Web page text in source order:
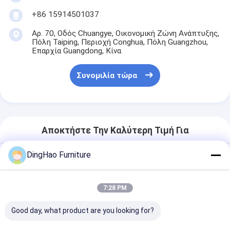
+86 15914501037
Αρ. 70, Οδός Chuangye, Οικονομική Ζώνη Ανάπτυξης,
Πόλη Taiping, Περιοχή Conghua, Πόλη Guangzhou,
Επαρχία Guangdong, Κίνα
Συνομιλία τώρα
Αποκτήστε Την Καλύτερη Τιμή Για
ΦΥΣΙΚΟ ΞΥΛΟ, ΜΕ ΚΑΘΑΡΕΣ
ΓΡΑΜΜΕΣ ΠΟΥ ΣΥΜΠΛΗΡΩΝΟΥΝ
ΤΟΙΧΟΥΣ ΚΑΙ ΕΣΩΤΕΡΙΚΟΥΣ
DingHao Furniture
7:28 PM
Good day, what product are you looking for?